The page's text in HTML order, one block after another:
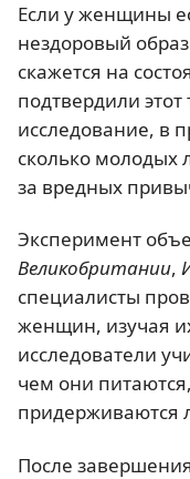
Если у женщины
нездоровый
скажется на
подтвердили
исследование, в
сколько молодых
за вредных
Эксперимент
Великобритании,
специалисты
женщин, изучая
исследователи
чем они
придерживаются
После